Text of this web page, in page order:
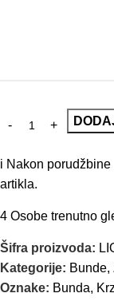
i Nakon
artikla.
4 Osobe trenutno
Šifra proizvoda:
Kategorije: Bunde,
Oznake: Bunda,